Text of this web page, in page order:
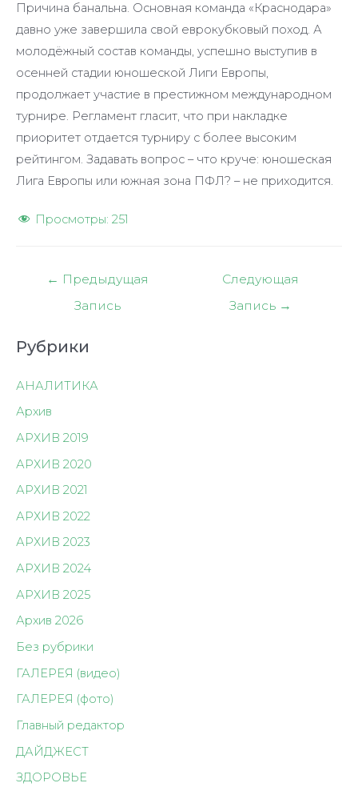
Причина банальна. Основная команда «Краснодара»
давно уже завершила свой еврокубковый поход. А
молодёжный состав команды, успешно выступив в
осенней стадии юношеской Лиги Европы,
продолжает участие в престижном международном
турнире. Регламент гласит, что при накладке
приоритет отдается турниру с более высоким
рейтингом. Задавать вопрос – что круче: юношеская
Лига Европы или южная зона ПФЛ? – не приходится.
Просмотры: 251
Навигация
← Предыдущая
Запись
Следующая
Запись →
Рубрики
АНАЛИТИКА
Архив
АРХИВ 2019
АРХИВ 2020
АРХИВ 2021
АРХИВ 2022
АРХИВ 2023
АРХИВ 2024
АРХИВ 2025
Архив 2026
Без рубрики
ГАЛЕРЕЯ (видео)
ГАЛЕРЕЯ (фото)
Главный редактор
ДАЙДЖЕСТ
ЗДОРОВЬЕ